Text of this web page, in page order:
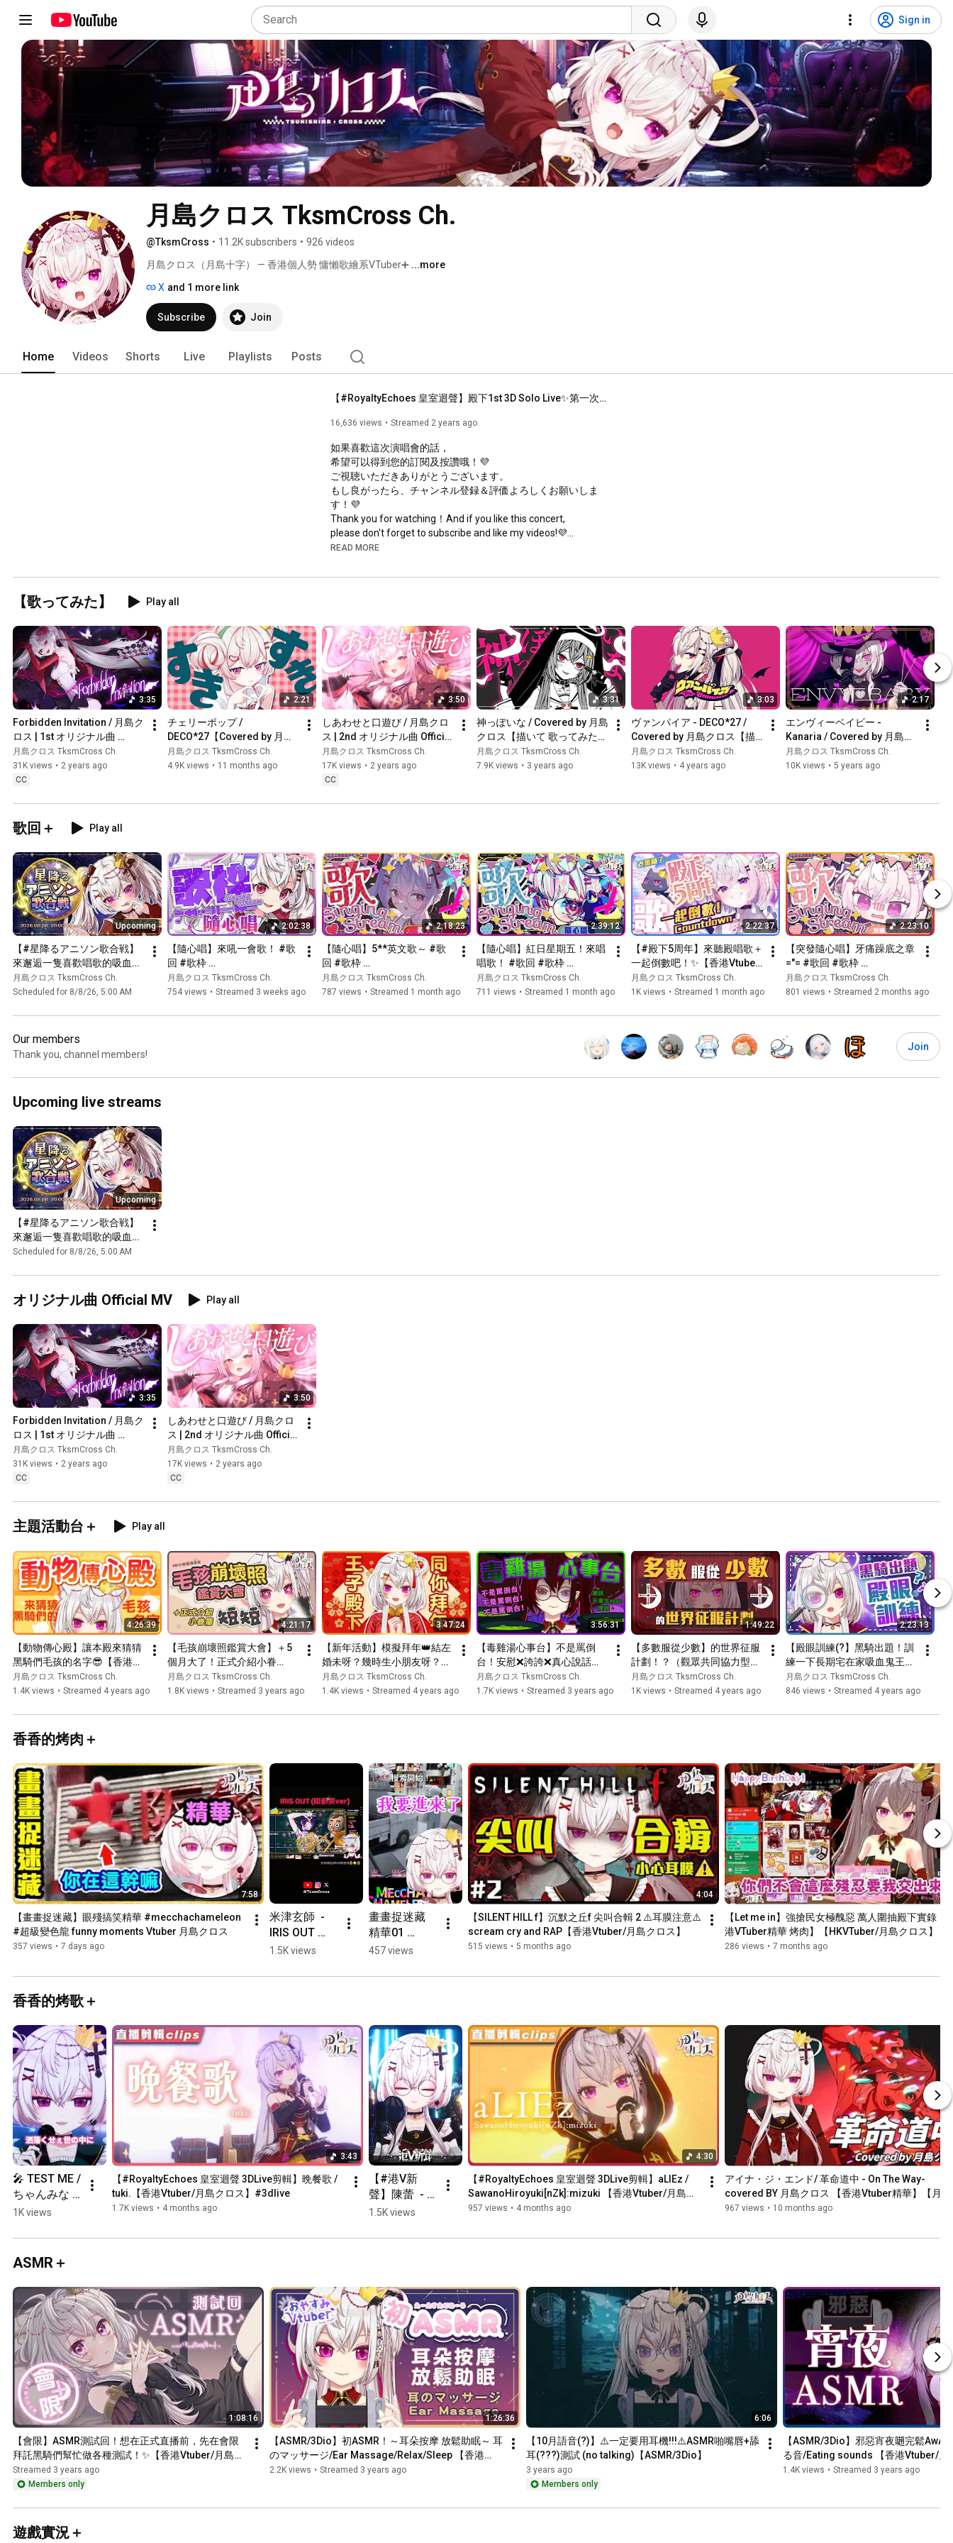
Sign in
月島クロス TksmCross Ch.
@TksmCross • 11.2K subscribers • 926 videos
月島クロス（月島十字） — 香港個人勢 慵懶歌繪系VTuber➕ ...more
X and 1 more link
Subscribe Join
Home Videos Shorts Live Playlists Posts
【#RoyaltyEchoes 皇室迴聲】殿下1st 3D Solo Live✨第一次的個人演唱會＋各種發表！✨【香港Vtuber/月島クロス】#3dlive
16,636 views Streamed 2 years ago
如果喜歡這次演唱會的話，
希望可以得到您的訂閱及按讚哦！💜
ご視聴いただきありがとうございます。
もし良がったら、チャンネル登録＆評価よろしくお願いしま
す！💜
Thank you for watching！And if you like this concert,
please don't forget to subscribe and like my videos!💜
香港RG31將會於✨Day2&3(6月15/16)
2️⃣演唱會紀念週邊✨
https://x.com/TksmCross/status/179983...
✚ +＋+＋+＋+＋+＋+＋+＋+＋+＋+＋✚
#RoyaltyEchoes
Royalty Echoes - 皇室迴聲 -
HKVtuber 月島クロス 1st 3D Solo Live
Key illust：水火ミミック 様
Event Logo： Error99 様
Original Songs：
✨しあわせと口遊び (幸福獨語) / 月島クロス | 2nd オリジナル曲
https://youtu.be/zzoEDQJ-E7E
✚ +＋+＋+＋+＋+＋+＋+＋+＋+＋+＋✚
https://www.youtube.com/channel/UC5bh...
https://streamlabs.com/scastle/tip
https://payme.hsbc/tksmcross
01:39:55 首席黑騎士拍照time
02:05:37
02:07:21
02:08:02
02:12:58 ED卡
✚ +＋+＋+＋+＋+＋+＋+＋+＋+＋+＋✚
👑 聊天室直播守則 👑
1）如本殿未主動提及，盡量避免提起其他人的名字。
👑王子攻略 👑
1）請體諒本殿經常放空/眼殘/手殘/空耳/金魚記憶/方向白痴，
     請予以最大的關愛及包容。
2）多多稱讚和彩虹屁可使王子健康成長，走音破音請用螢光棒蓋
過。
3）不要劇透，亦請勿指示本殿做這做那。控制狂好走不送。
影片禁止未經授權的二次上傳
✚ +＋+＋+＋+＋+＋+＋+＋+＋+＋+＋✚
＋＋＋ 殿下3D化眾籌計劃感謝名單 ＋＋＋
(同方案排名不分先後)
✨《首席黑騎士》方案
YK   SK Y   肥仔Isaac   Lawman   酒呀九叔   路過的石油王子   T.T
KO RABBIT
紫璃   KenN   HEI   mhp2alex   浮城 Paradeisos    Tino   KT 汪
Hankari
湯姆TOM   RU    Wilson C    薇洛   瀦瀦OxO   猫娘缶   AbuvTheSky
Yuto   坂本キリト   Jacky Tong   The_Ivan066   啊李
✨《身體快樂》方案
JJPang   失智博士Domdom   牙 • K   Ng Issac   塵埃落定   紫千雪
GKK
✨《充殿抱抱》方案
紅豆   Inquisitor   JC12   HIME   NW hyoui   Arrival   cool Hie
A lam hiu chun    秘匿環首的鋼鐵琴弦   Victor chiu   henryKL   Fu
Lo
戰神   Sam Sir   sakana魚   Ricky Tang   虎咪   綽貓醬   牛丼   K
Cheuk
✨《好好食飯》方案
Wing   樂韻雪姬   蕃薯(SmallPotato)   凍檸茶走雪   靈長者   Tom
Gillslala
Hoba   YUKA   kennethuwu   Nightshadow   鯨醬   willihana   莓熊
醉瞹娘殿藻同JackyTong嘅吉良吉影   Oi Ocha   Arrival   Wil兒子
haptimmy
✨《入團之證》方案
T.K F   131260   James_C   TomLiiiii   梁積奇   Honoka Nitta   太鼓
Ｌ樣
READ MORE
【歌ってみた】 Play all
3:35
Forbidden Invitation / 月島ク
ロス | 1st オリジナル曲
Official MV #vtuber
月島クロス TksmCross Ch.
31K views • 2 years ago
CC
2:21
チェリーポップ /
DECO*27【Covered by 月島
クロス】#歌ってみた
月島クロス TksmCross Ch.
4.9K views • 11 months ago
3:50
しあわせと口遊び / 月島クロ
ス | 2nd オリジナル曲 Official
MV #vtuber
月島クロス TksmCross Ch.
17K views • 2 years ago
CC
3:31
神っぽいな / Covered by 月島
クロス【描いて 歌ってみた】
HKVtuber
月島クロス TksmCross Ch.
7.9K views • 3 years ago
3:03
ヴァンパイア - DECO*27 /
Covered by 月島クロス【描
いて歌ってみた】HKVtuber
月島クロス TksmCross Ch.
13K views • 4 years ago
2:17
エンヴィーベイビー -
Kanaria / Covered by 月島ク
ロス【描いて歌ってみた】
HKVtuber
月島クロス TksmCross Ch.
10K views • 5 years ago
歌回＋ Play all
Upcoming
【#星降るアニソン歌合戦】
來邂逅一隻喜歡唱歌的吸血鬼
殿下✨#歌枠 #歌回 #歌枠
#singingstream
島クロス】
月島クロス TksmCross Ch.
Scheduled for 8/8/26, 5:00 AM
2:02:38
【隨心唱】來吼一會歌！ #歌
回 #歌枠
#singingstream【香港
Vtuber/月島クロス】
月島クロス TksmCross Ch.
754 views • Streamed 3 weeks ago
2:18:23
【隨心唱】5**英文歌～ #歌
回 #歌枠
#singingstream【香港
Vtuber/月島クロス】
月島クロス TksmCross Ch.
787 views • Streamed 1 month ago
2:39:12
【隨心唱】紅日星期五！來唱
唱歌！ #歌回 #歌枠
#singingstream【香港
Vtuber/月島クロス】
月島クロス TksmCross Ch.
711 views • Streamed 1 month ago
2:22:37
【#殿下5周年】來聽殿唱歌＋
一起倒數吧！✨【香港Vtuber/
月島クロス】
月島クロス TksmCross Ch.
1K views • Streamed 1 month ago
2:23:10
【突發隨心唱】牙痛躁底之章
="= #歌回 #歌枠
#singingstream【香港
Vtuber/月島クロス】
月島クロス TksmCross Ch.
801 views • Streamed 2 months ago
Our members
Thank you, channel members!
Join
Upcoming live streams
Upcoming
【#星降るアニソン歌合戦】
來邂逅一隻喜歡唱歌的吸血鬼
殿下✨#歌枠 #歌回 #歌枠
#KARAOKE【香港Vtuber/月
島クロス】
Scheduled for 8/8/26, 5:00 AM
オリジナル曲 Official MV Play all
3:35
Forbidden Invitation / 月島ク
ロス | 1st オリジナル曲
Official MV #vtuber
月島クロス TksmCross Ch.
31K views • 2 years ago
CC
3:50
しあわせと口遊び / 月島クロ
ス | 2nd オリジナル曲 Official
MV #vtuber
月島クロス TksmCross Ch.
17K views • 2 years ago
CC
主題活動台＋ Play all
4:26:39
【動物傳心殿】讓本殿來猜猜
黑騎們毛孩的名字😎【香港
Vtuber/月島クロス】
月島クロス TksmCross Ch.
1.4K views • Streamed 4 years ago
4:21:17
【毛孩崩壞照鑑賞大會】＋5
個月大了！正式介紹小眷
屬！！【香港Vtuber/月島ク
ロス】
月島クロス TksmCross Ch.
1.8K views • Streamed 3 years ago
3:47:24
【新年活動】模擬拜年👑結左
婚未呀？幾時生小朋友呀？是
旦啦⋯總之，利是逗來！【香
港Vtuber/月島クロス】
月島クロス TksmCross Ch.
1.4K views • Streamed 4 years ago
3:56:31
【毒雞湯心事台】不是罵倒
台！安慰❌誇誇❌真心說話⭕️
大概不會很mean⋯請不要有
奇怪的期待- _-【香港Vtuber/
月島クロス TksmCross Ch.
1.7K views • Streamed 3 years ago
1:49:22
【多數服從少數】的世界征服
計劃！？（觀眾共同協力型企
劃）【香港Vtuber/月島クロ
ス】
月島クロス TksmCross Ch.
1K views • Streamed 4 years ago
2:23:13
【殿眼訓練(?】黑騎出題！訓
練一下長期宅在家吸血鬼王子
的視力⋯【香港Vtuber/月島
クロス】
月島クロス TksmCross Ch.
846 views • Streamed 4 years ago
香香的烤肉＋
7:58
【畫畫捉迷藏】眼殘搞笑精華 #mecchachameleon
#超級變色龍 funny moments Vtuber 月島クロス
357 views • 7 days ago
米津玄師  -
IRIS OUT
(Trombone
#shorts
1.5K views
畫畫捉迷藏
精華01
mecchacha
#shorts
457 views
4:04
【SILENT HILL f】沉默之丘f 尖叫合輯 2 ⚠️耳膜注意⚠️
scream cry and RAP【香港Vtuber/月島クロス】
515 views • 5 months ago
【Let me in】強搶民女極醜惡 萬人圍抽殿下實錄【
港VTuber精華 烤肉】【HKVTuber/月島クロス】 |
RG33 盲盒飯友抽抽樂
286 views • 7 months ago
香香的烤歌＋
🎤 TEST ME /
ちゃんみな
#shorts
#vtuber #推
しの子
#oshinoko
1K views
3:43
【#RoyaltyEchoes 皇室迴聲 3DLive剪輯】晩餐歌 /
tuki.【香港Vtuber/月島クロス】#3dlive
1.7K views • 4 months ago
【#港V新
聲】陳蕾  -
求救的勇氣
【月島クロス
東歌
1.5K views
4:30
【#RoyaltyEchoes 皇室迴聲 3DLive剪輯】aLIEz /
SawanoHiroyuki[nZk]:mizuki 【香港Vtuber/月島ク
ロス】#3dlive
957 views • 4 months ago
アイナ・ジ・エンド/ 革命道中 - On The Way-
covered BY 月島クロス 【香港Vtuber精華】【月島
クロス/HKVtuber】
967 views • 10 months ago
ASMR＋
1:08:16
【會限】ASMR測試回！想在正式直播前，先在會限
拜託黑騎們幫忙做各種測試！✨【香港Vtuber/月島ク
ロス】
Streamed 3 years ago
Members only
1:26:36
【ASMR/3Dio】初ASMR！～耳朵按摩 放鬆助眠～ 耳
のマッサージ/Ear Massage/Relax/Sleep 【香港
Vtuber/月島クロス】
2.2K views • Streamed 3 years ago
6:06
【10月語音(?)】⚠️一定要用耳機!!!⚠️ASMR啪嘴唇+舔
耳(???)測試 (no talking)【ASMR/3Dio】
3 years ago
Members only
【ASMR/3Dio】邪惡宵夜𡁻完鬆AwA
る音/Eating sounds 【香港Vtuber/月
1.4K views • Streamed 3 years ago
遊戲實況＋